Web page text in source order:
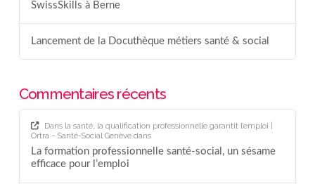
SwissSkills à Berne
Lancement de la Docuthèque métiers santé & social
Commentaires récents
Dans la santé, la qualification professionnelle garantit l’emploi |
Ortra – Santé-Social Genèvedans
La formation professionnelle santé-social, un sésame
efficace pour l’emploi